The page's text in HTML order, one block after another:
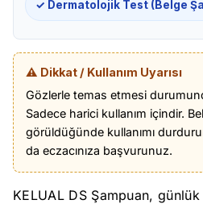
✓ Dermatolojik Test (Belge
⚠️ Dikkat / Kullanım Uyarısı
Gözlerle temas etmesi
Sadece harici kullanım içindir.
görüldüğünde kullanımı
da eczacınıza başvurunuz.
KELUAL DS Şampuan,